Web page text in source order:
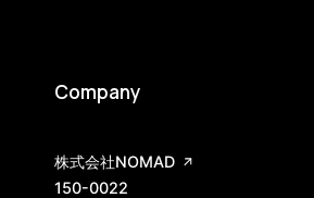
Company
株式会社NOMAD
150-0022